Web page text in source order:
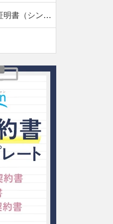
健康保険資格喪失証明書（シンプル表形式版）・Excel【見本付き】